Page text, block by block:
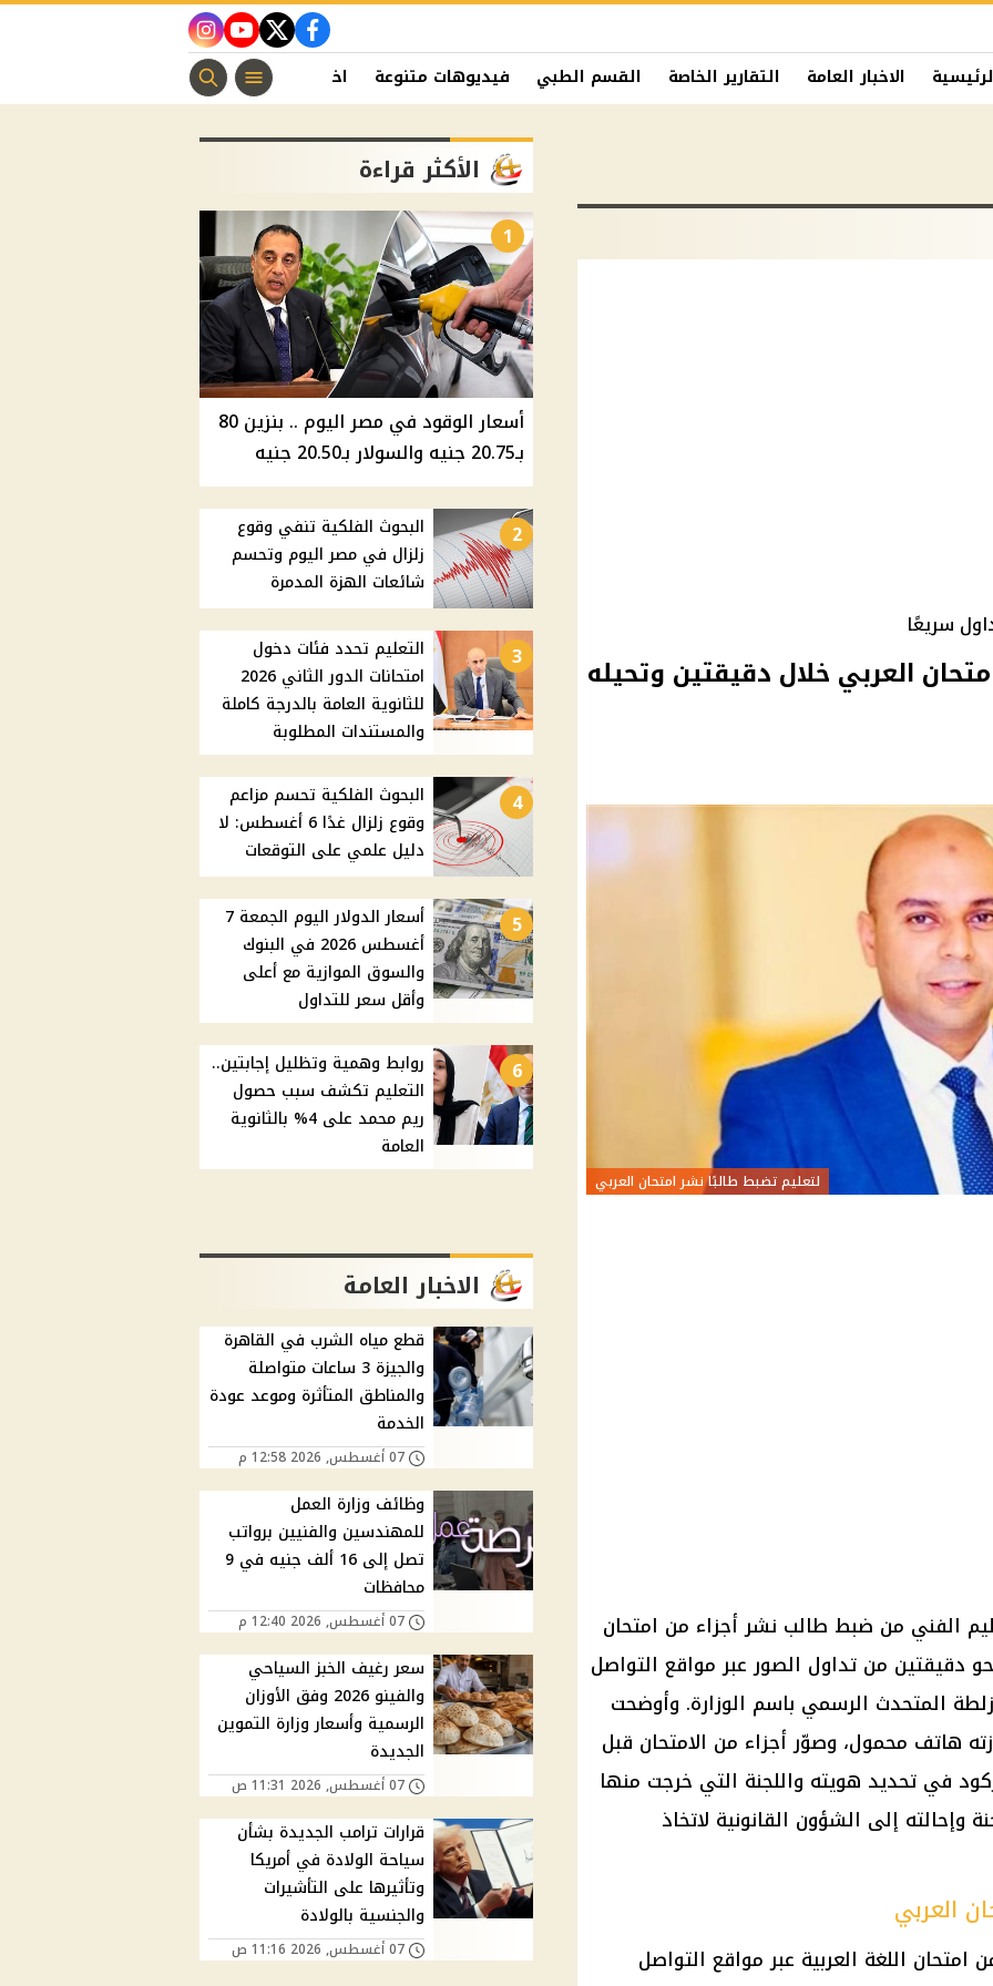
facebook
twitter
youtube
instagram
الاخبار العامة التقارير الخاصة القسم الطبي فيديوهات متنوعة اخبار الفن منوعات مسيحية
سريعًا
العربي خلال دقيقتين وتحيله
لتعليم تضبط طالبًا نشر امتحان العربي
الفني من ضبط طالب نشر أجزاء من امتحان
دقيقتين من تداول الصور عبرمواقع التواصل
المتحدث الرسمي باسم الوزارة. وأوضحت
هاتف محمول، وصوّر أجزاء من الامتحان قبل
في تحديد هويته واللجنة التي خرجت منها
وإحالته إلى الشؤون القانونية لاتخاذ
العربي
امتحان اللغة العربية عبرمواقع التواصل
الأكثر قراءة
1
أسعار الوقود في مصر اليوم .. بنزين 80
بـ20.75 جنيه والسولار بـ20.50 جنيه
2
البحوث الفلكية تنفي وقوع
زلزال في مصر اليوم وتحسم
شائعات الهزة المدمرة
3
التعليم تحدد فئات دخول
امتحانات الدور الثاني 2026
للثانوية العامة بالدرجة كاملة
والمستندات المطلوبة
4
البحوث الفلكية تحسم مزاعم
وقوع زلزال غدًا 6 أغسطس: لا
دليل علمي على التوقعات
5
أسعار الدولار اليوم الجمعة 7
أغسطس 2026 في البنوك
والسوق الموازية مع أعلى
وأقل سعر للتداول
6
روابط وهمية وتظليل إجابتين..
التعليم تكشف سبب حصول
ريم محمد على 4% بالثانوية
العامة
الاخبار العامة
قطع مياه الشرب في القاهرة
والجيزة 3 ساعات متواصلة
والمناطق المتأثرة وموعد عودة
الخدمة
07 أغسطس, 2026 12:58 م
وظائف وزارة العمل
للمهندسين والفنيين برواتب
تصل إلى 16 ألف جنيه في 9
محافظات
07 أغسطس, 2026 12:40 م
سعر رغيف الخبز السياحي
والفينو 2026 وفق الأوزان
الرسمية وأسعار وزارة التموين
الجديدة
07 أغسطس, 2026 11:31 ص
قرارات ترامب الجديدة بشأن
سياحة الولادة في أمريكا
وتأثيرها على التأشيرات
والجنسية بالولادة
07 أغسطس, 2026 11:16 ص